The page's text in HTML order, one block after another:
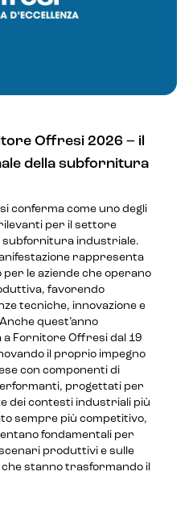
Offresi 2026 – il
della subfornitura
conferma come uno degli
per il settore
subfornitura industriale.
rappresenta
le aziende che operano
favorendo
tecniche, innovazione e
quest’anno
a Fornitore Offresi dal 19
il proprio impegno
con componenti di
progettati per
dei contesti industriali più
sempre più competitivo,
fondamentali per
produttivi e sulle
che stanno trasformando il